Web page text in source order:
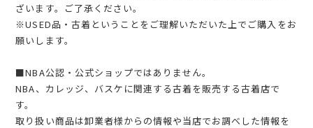
ざいます。ご了承ください。
※USED品・古着ということをご理解いただいた上でご購入をお
願いします。
■NBA公認・公式ショップではありません。
NBA、カレッジ、バスケに関連する古着を販売する古着店で
す。
取り扱い商品は卸業者様からの情報や当店でお調べした情報を